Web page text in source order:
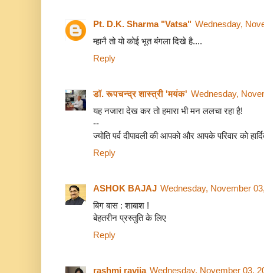
Pt. D.K. Sharma "Vatsa" Wednesday,
म्हानै तो यो कोई भूत बंगला दिखे है....
Reply
डॉ. रूपचन्द्र शास्त्री 'मयंक' Wednesday,
यह नजारा देख कर तो हमारा भी मन ललचा रहा है!
--
ज्योति पर्व दीपावली की आपको और आपके परिवार को
Reply
ASHOK BAJAJ Wednesday, November
बिग बास : शाबाश !
बेहतरीन प्रस्तुति के लिए
Reply
rashmi ravija Wednesday, November 03,